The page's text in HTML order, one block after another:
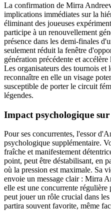
La confirmation de Mirra
implications immédiates sur la
éliminant des joueuses
participe à un renouvellement
présence dans les demi-finales
seulement réduit la fenêtre
génération précédente et
Les organisateurs des tournois et
reconnaître en elle un visage
susceptible de porter le circuit
légendes.
Impact psychologique
Pour ses concurrentes, l'essor
psychologique supplémentaire.
fraîche et manifestement
point, peut être déstabilisant, en
où la pression est maximale. Sa
envoie un message clair : Mirra
elle est une concurrente régulière
peut jouer un rôle crucial dans
partira souvent favorite, même